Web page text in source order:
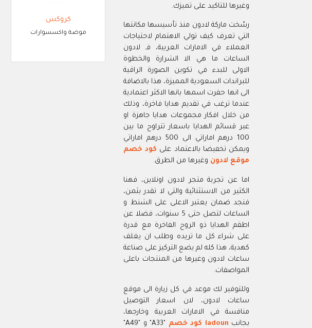
كروكس
موضة واكسسوارات
وغيرها للتاكيد على تميزك.
رسّخت ماركة لادون منذ تأسيسها مكانتها
التي تعرف كيف تولي الاهتمام لاحتياجات
العملاء في الامارات العربية، فـ لادون
الساعات ما هي الا الشرارة والخطوة
الاولى للبدء في تكوين الصورة الراقية
للبراندات السعودية المميزة، هذا بالاضافة
الى انها حفرت اسمها بانها الاكثر اعتمادية
عندما ترغب في تقديم هدايا فاخرة، وذلك
من خلال افكار مجموعات هدايا جاهزة او
عبر قسائم الهدايا باسعار تتراوح ما بين
100 درهم اماراتي الى 500 درهم اماراتي
ويمكن تخفيضا بالاعتماد على كود خصم
موقع لادون وغيرها من الطرق.
اما عن تجربة متجر لادون اونلاين، فهنا
الكثير من الاستثنائية والتي لا تقدر بثمن،
فنجد ضمان يعتبر الاعلى على الشنط و
الساعات لتصل حتى 5 سنوات، فضلا عن
اطقم الهدايا ذو الروح الفاخرة مع قدرة
على شراء كل ما تريده وطلب ان يغلف
كهدية، هذا كله لم يضع التركيز على صناعة
ساعات لادون وغيرها من المنتجات باعلى
المواصفات.
وللتوفير لك موعد في كل زيارة الى موقع
ساعات لادون، لان اسعار التوصيل
منافسة في الامارات العربية وخارجها،
بجانب ladoun كود خصم
"A33" و "A49"